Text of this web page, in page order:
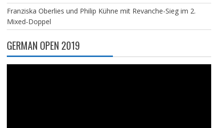
Franziska Oberlies und Philip Kühne mit Revanche-Sieg im 2.
Mixed-Doppel
GERMAN OPEN 2019